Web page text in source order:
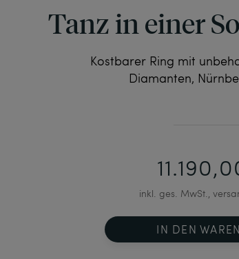
Tanz in einer
Kostbarer Ring mit
Diamanten,
inkl. ges. MwSt.,
IN DEN